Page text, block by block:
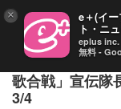
「異次元フェ
歌合戦」宣伝隊
3/4
× e＋(イ
ト・ニ
eplus inc.
無料 -